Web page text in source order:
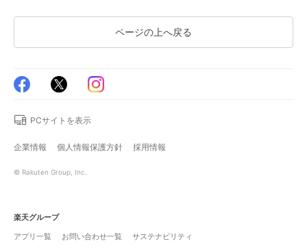
ページの上へ戻る
PCサイトを表示
企業情報 個人情報保護方針 採用情報
© Rakuten Group, Inc.
楽天グループ
アプリ一覧
お問い合わせ一覧 サステナビリティ